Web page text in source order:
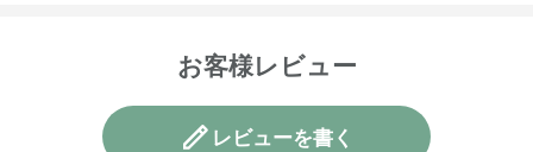
●予告なくパッケージ仕様が変更になる場合がございます。
お客様レビュー
レビューを書く